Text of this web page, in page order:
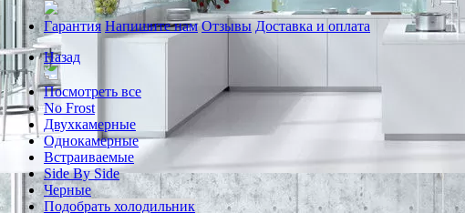
Гарантия Напишите нам Отзывы Доставка и оплата
Назад
Посмотреть все
No Frost
Двухкамерные
Однокамерные
Встраиваемые
Side By Side
Черные
Подобрать холодильник